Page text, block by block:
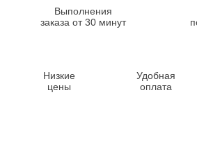
Выполнения
заказа от 30 минут
Низкие
цены
Удобная
оплата